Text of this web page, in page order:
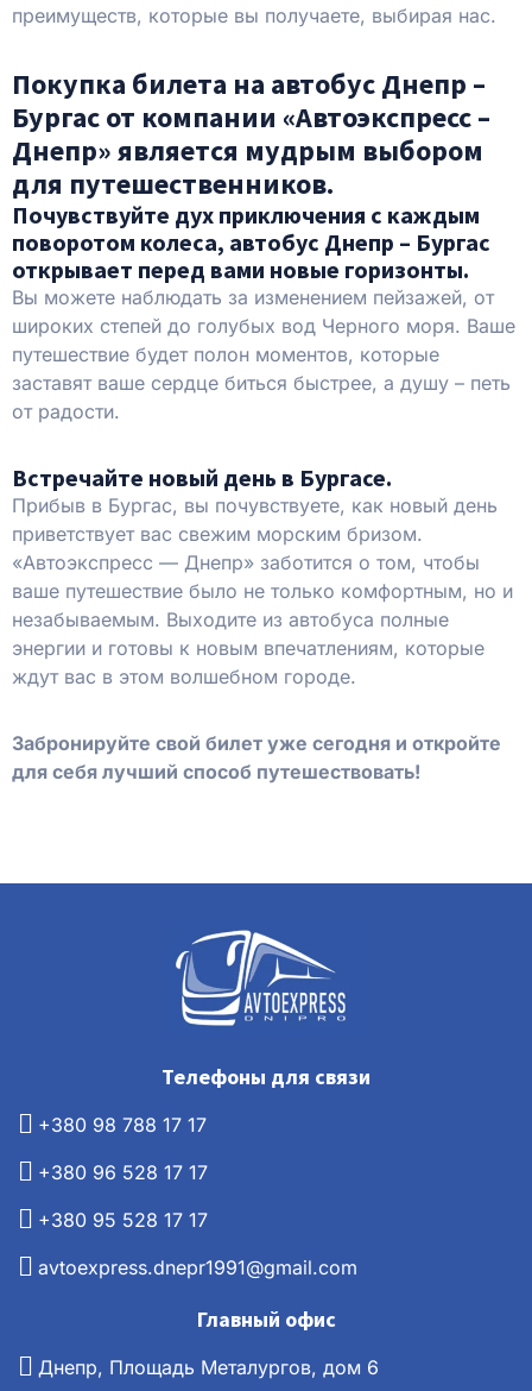
преимуществ, которые вы получаете, выбирая нас.
Покупка билета на автобус Днепр –
Бургас от компании «Автоэкспресс –
Днепр» является мудрым выбором
для путешественников.
Почувствуйте дух приключения с каждым
поворотом колеса, автобус Днепр – Бургас
открывает перед вами новые горизонты.
Вы можете наблюдать за изменением пейзажей, от
широких степей до голубых вод Черного моря. Ваше
путешествие будет полон моментов, которые
заставят ваше сердце биться быстрее, а душу – петь
от радости.
Встречайте новый день в Бургасе.
Прибыв в Бургас, вы почувствуете, как новый день
приветствует вас свежим морским бризом.
«Автоэкспресс — Днепр» заботится о том, чтобы
ваше путешествие было не только комфортным, но и
незабываемым. Выходите из автобуса полные
энергии и готовы к новым впечатлениям, которые
ждут вас в этом волшебном городе.
Забронируйте свой билет уже сегодня и откройте
для себя лучший способ путешествовать!
Телефоны для связи
+380 98 788 17 17
+380 96 528 17 17
+380 95 528 17 17
avtoexpress.dnepr1991@gmail.com
Главный офис
Днепр, Площадь Металургов, дом 6